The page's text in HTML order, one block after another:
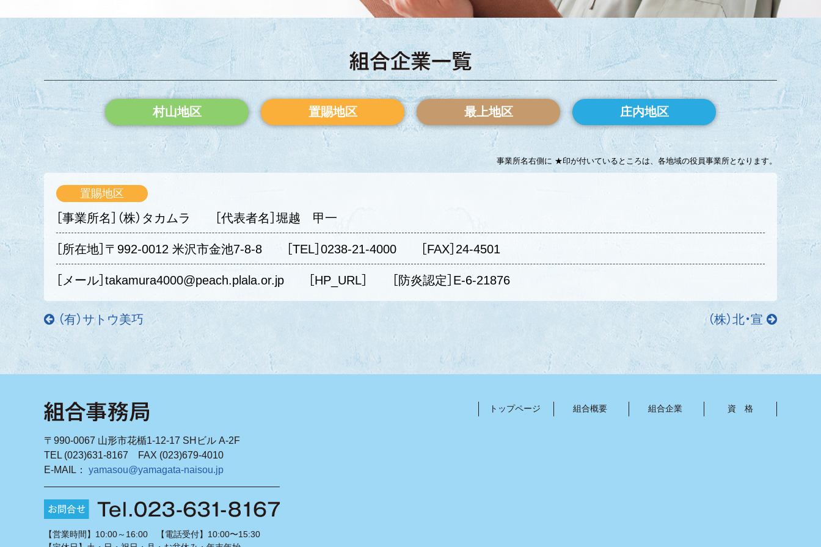
村山地区 置賜地区 最上地区 庄内地区
事業所名右側に ★印が付いているところは、各地域の役員事業所となります。
置賜地区
［事業所名］（株）タカムラ ［代表者名］堀越 甲一
［所在地］〒992-0012 米沢市金池7-8-8 ［TEL］0238-21-4000 ［FAX］24-4501
［メール］takamura4000@peach.plala.or.jp ［HP_URL］ ［防炎認定］E-6-21876
（有）サトウ美巧 （株）北・宣
〒990-0067 山形市花楯1-12-17 SHビル A-2F
TEL (023)631-8167 FAX (023)679-4010
E-MAIL： yamasou@yamagata-naisou.jp
【営業時間】10:00～16:00 【電話受付】10:00〜15:30
トップページ 組合概要 組合企業 資 格